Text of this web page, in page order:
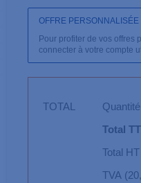
OFFRE PERSONNALISÉE
Pour profiter de vos offres
connecter à votre compte
TOTAL
Total
Total HT
TVA